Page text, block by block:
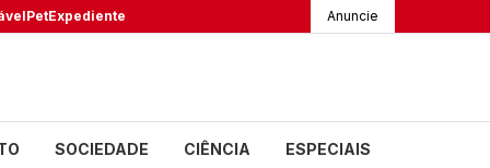
PetExpediente Anuncie
SOCIEDADE CIÊNCIA ESPECIAIS